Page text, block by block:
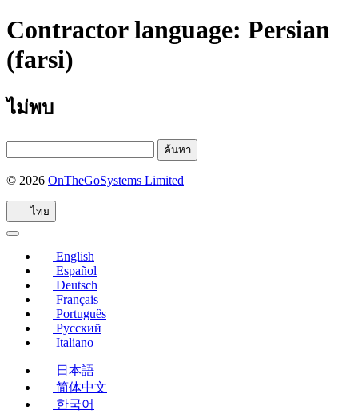
Contractor language: Persian
(farsi)
ไม่พบ
© 2026 OnTheGoSystems Limited(เปิด
ไทย
English
Español
Deutsch
Français
Português
Русский
Italiano
日本語
简体中文
한국어